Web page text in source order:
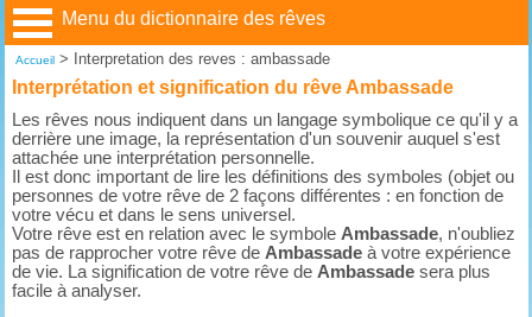
Menu du dictionnaire des rêves
Accueil> Interpretation des reves : ambassade
Interprétation et signification du rêve Ambassade
Les rêves nous indiquent dans un langage symbolique ce qu'il y a
derrière une image, la représentation d'un souvenir auquel s'est
attachée une interprétation personnelle.
Il est donc important de lire les définitions des symboles (objet ou
personnes de votre rêve de 2 façons différentes : en fonction de
votre vécu et dans le sens universel.
Votre rêve est en relation avec le symbole Ambassade, n'oubliez
pas de rapprocher votre rêve de Ambassade à votre expérience
de vie. La signification de votre rêve de Ambassade sera plus
facile à analyser.